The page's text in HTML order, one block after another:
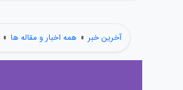
آخرین خبر » همه اخبار و مقاله ها »